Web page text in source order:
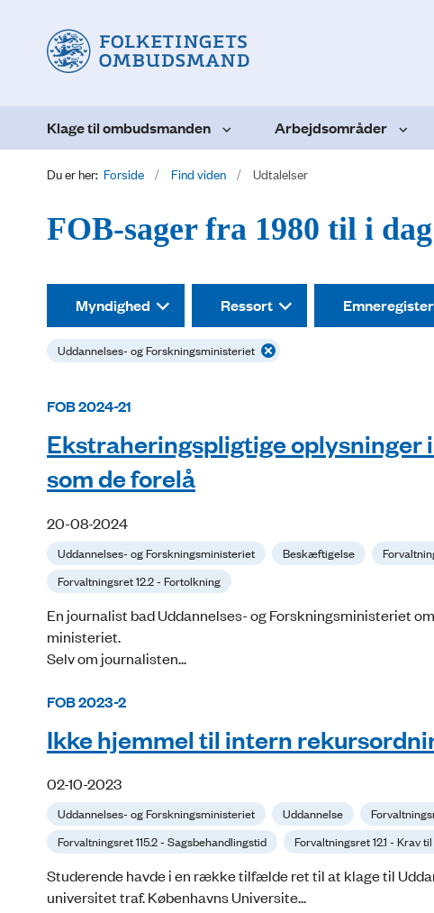
Klage til ombudsmanden Arbejdsområder
Du er her: Forside Find viden Udtalelser
FOB-sager fra 1980 til i dag
Myndighed Ressort Emneregister
Uddannelses- og Forskningsministeriet
FOB 2024-21
Ekstraheringspligtige
som de forelå
20-08-2024
Uddannelses- og Forskningsministeriet Beskæftigelse
Forvaltningsret 12.2 - Fortolkning
En journalist bad Uddannelses- og Forskningsministeriet
ministeriet.
Selv om journalisten...
FOB 2023-2
Ikke hjemmel til intern
02-10-2023
Uddannelses- og Forskningsministeriet Uddannelse
Forvaltningsret 115.2 - Sagsbehandlingstid
Forvaltningsret 12.1 - Krav
Studerende havde i en række tilfælde ret til at klage til
universitet traf. Københavns Universite...